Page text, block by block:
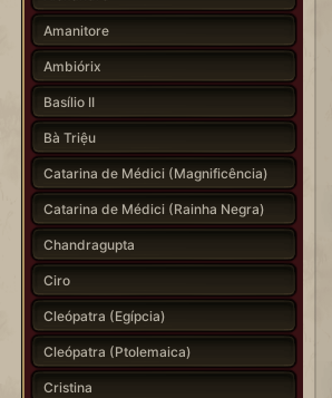
Amanitore
Ambiórix
Basílio II
Bà Triệu
Catarina de Médici (Magnificência)
Catarina de Médici (Rainha Negra)
Chandragupta
Ciro
Cleópatra (Egípcia)
Cleópatra (Ptolemaica)
Cristina